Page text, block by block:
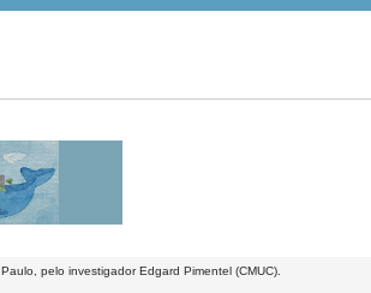
pelo investigador Edgard Pimentel (CMUC).